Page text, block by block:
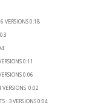
" : 6 VERSIONS 0:18
0:03
0:04
: 8 VERSIONS 0:11
: 4 VERSIONS 0:06
: 4 VERSIONS 0:02
: 3 VERSIONS 0:04